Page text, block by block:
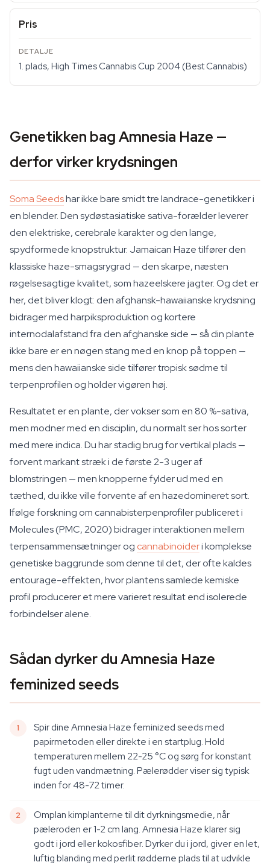
Pris
1. plads, High Times Cannabis Cup 2004 (Best Cannabis)
Genetikken bag Amnesia Haze —
derfor virker krydsningen
Soma Seedshar ikke bare smidt tre landrace-genetikker i
en blender. Den sydøstasiatiske sativa-forælder leverer
den elektriske, cerebrale karakter og den lange,
spydformede knopstruktur. Jamaican Haze tilfører den
klassiske haze-smagsrygrad — den skarpe, næsten
røgelsesagtige kvalitet, som hazeelskere jagter. Og det er
her, det bliver klogt: den afghansk-hawaiianske krydsning
bidrager med harpiksproduktion og kortere
internodalafstand fra den afghanske side — så din plante
ikke bare er en nøgen stang med en knop på toppen —
mens den hawaiianske side tilfører tropisk sødme til
terpenprofilen og holder vigøren høj.
Resultatet er en plante, der vokser som en 80 %-sativa,
men modner med en disciplin, du normalt ser hos sorter
med mere indica. Du har stadig brug for vertikal plads —
forvent markant stræk i de første 2-3 uger af
blomstringen — men knopperne fylder ud med en
tæthed, du ikke ville forvente af en hazedomineret sort.
Ifølge forskning om cannabisterpenprofiler publiceret i
Molecules (PMC, 2020) bidrager interaktionen mellem
terpensammensætninger og cannabinoideri komplekse
genetiske baggrunde som denne til det, der ofte kaldes
entourage-effekten, hvor plantens samlede kemiske
profil producerer et mere varieret resultat end isolerede
forbindelser alene.
Sådan dyrker du Amnesia Haze
feminized seeds
Spir dine Amnesia Haze feminized seeds med
papirmetoden eller direkte i en startplug. Hold
temperaturen mellem 22-25 °C og sørg for konstant
fugt uden vandmætning. Pælerødder viser sig typisk
inden for 48-72 timer.
Omplan kimplanterne til dit dyrkningsmedie, når
pæleroden er 1-2 cm lang. Amnesia Haze klarer sig
godt i jord eller kokosfiber. Dyrker du i jord, giver en let,
luftig blanding med perlit rødderne plads til at udvikle